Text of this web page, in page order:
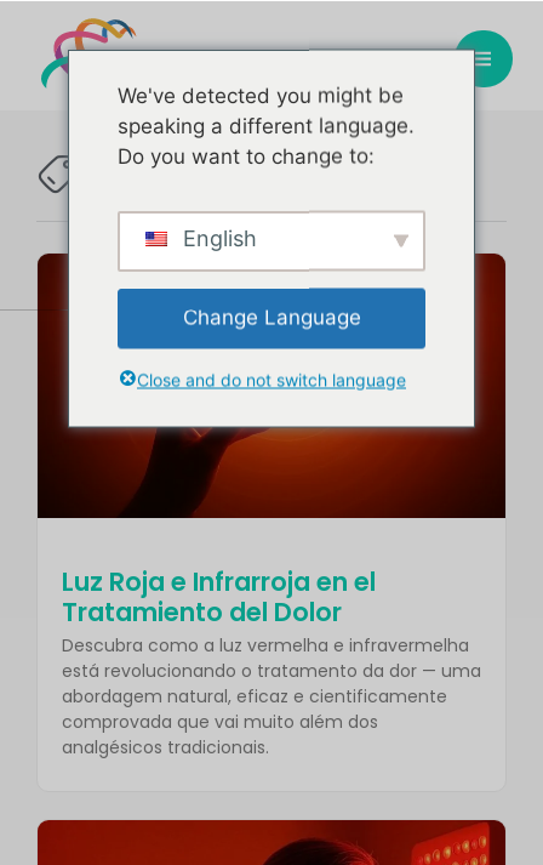
Tag : Mitocôndria
Luz Roja e Infrarroja en el
Tratamiento del Dolor
Descubra como a luz vermelha e infravermelha
está revolucionando o tratamento da dor — uma
abordagem natural, eficaz e cientificamente
comprovada que vai muito além dos
analgésicos tradicionais.
We've detected you might be
speaking a different language.
Do you want to change to:
English
Change Language
Close and do not switch language